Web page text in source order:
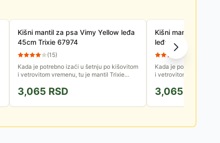
Kišni mantil za psa Vimy Yellow leđa
45cm Trixie 67974
(15)
Kada je potrebno izaći u šetnju po kišovitom
i vetrovitom vremenu, tu je mantil Trixie
prilagodljiv, tako da će...
3,065 RSD
Kišni mantil za psa
leđa 45cm Trixie
(
Kada je potrebno izaći
i vetrovitom vremenu,
tako da će psu...
3,065